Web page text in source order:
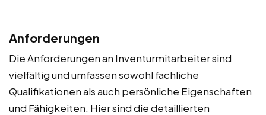
Anforderungen
Die Anforderungen an Inventurmitarbeiter sind
vielfältig und umfassen sowohl fachliche
Qualifikationen als auch persönliche Eigenschaften
und Fähigkeiten. Hier sind die detaillierten